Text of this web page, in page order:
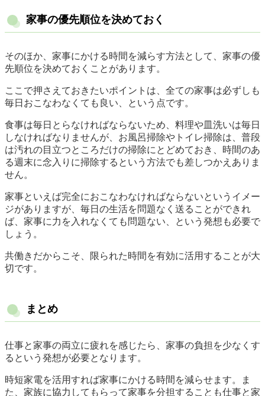
家事の優先順位を決めておく
そのほか、家事にかける時間を減らす方法として、家事の優
先順位を決めておくことがあります。
ここで押さえておきたいポイントは、全ての家事は必ずしも
毎日おこなわなくても良い、という点です。
食事は毎日とらなければならないため、料理や皿洗いは毎日
しなければなりませんが、お風呂掃除やトイレ掃除は、普段
は汚れの目立つところだけの掃除にとどめておき、時間のあ
る週末に念入りに掃除するという方法でも差しつかえありま
せん。
家事といえば完全におこなわなければならないというイメー
ジがありますが、毎日の生活を問題なく送ることができれ
ば、家事に力を入れなくても問題ない、という発想も必要で
しょう。
共働きだからこそ、限られた時間を有効に活用することが大
切です。
まとめ
仕事と家事の両立に疲れを感じたら、家事の負担を少なくす
るという発想が必要となります。
時短家電を活用すれば家事にかける時間を減らせます。ま
た、家族に協力してもらって家事を分担することも仕事と家